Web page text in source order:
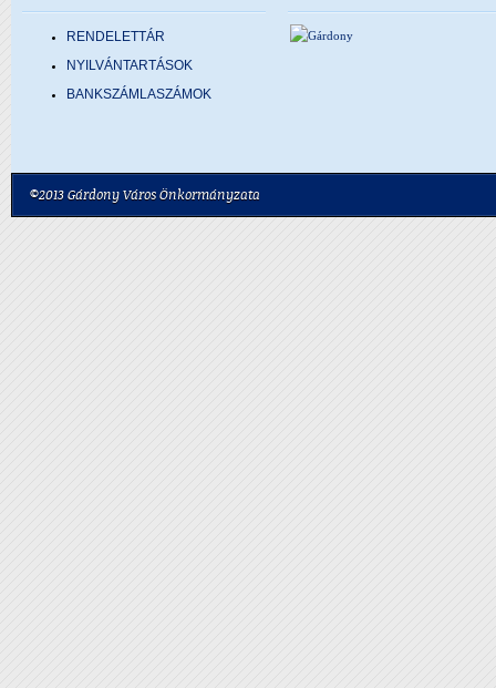
RENDELETTÁR
NYILVÁNTARTÁSOK
BANKSZÁMLASZÁMOK
©2013 Gárdony Város Önkormányzata